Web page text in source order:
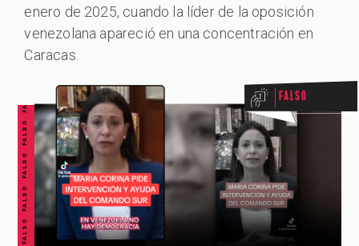
enero de 2025, cuando la líder de la oposición
venezolana apareció en una concentración en
Caracas.
FALSO FALSO FALSO FALSO FALSO FALSO FALSO Falso